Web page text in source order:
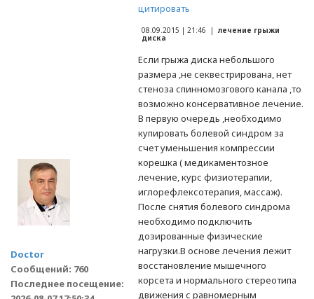
Doctor
Сообщений: 760
Последнее посещение:
цитировать
08.09.2015 | 21:46 |лечение грыжи
диска
Если грыжа диска небольшого
размера ,не секвестрирована, нет
стеноза спинномозгового канала ,то
возможно консервативное лечение.
В первую очередь ,необходимо
купировать болевой синдром за
счет уменьшения компрессии
корешка ( медикаментозное
лечение, курс физиотерапии,
иглорефлексотерапия, массаж).
После снятия болевого синдрома
необходимо подключить
дозированные физические
нагрузки.В основе лечения лежит
восстановление мышечного
корсета и нормального стереотипа
движения с равномерным